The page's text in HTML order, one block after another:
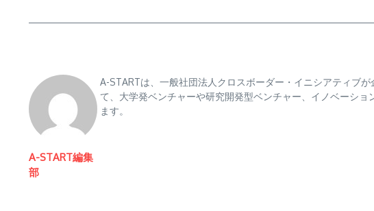
A-START編集
部
A-STARTは、一般社団法人クロスボーダー・イニシアティブ
て、大学発ベンチャーや研究開発型ベンチャー、イノベーシ
ます。